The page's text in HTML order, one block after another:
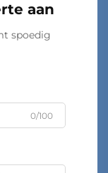
aan
spoedig
0/100